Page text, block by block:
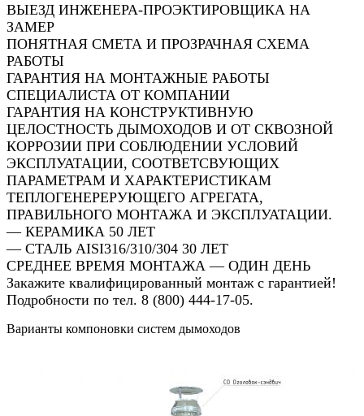
ВЫЕЗД ИНЖЕНЕРА-ПРОЭКТИРОВЩИКА НА
ЗАМЕР
ПОНЯТНАЯ СМЕТА И ПРОЗРАЧНАЯ СХЕМА
РАБОТЫ
ГАРАНТИЯ НА МОНТАЖНЫЕ РАБОТЫ
СПЕЦИАЛИСТА ОТ КОМПАНИИ
ГАРАНТИЯ НА КОНСТРУКТИВНУЮ
ЦЕЛОСТНОСТЬ ДЫМОХОДОВ И ОТ СКВОЗНОЙ
КОРРОЗИИ ПРИ СОБЛЮДЕНИИ УСЛОВИЙ
ЭКСПЛУАТАЦИИ, СООТВЕТСВУЮЩИХ
ПАРАМЕТРАМ И ХАРАКТЕРИСТИКАМ
ТЕПЛОГЕНЕРЕРУЮЩЕГО АГРЕГАТА,
ПРАВИЛЬНОГО МОНТАЖА И ЭКСПЛУАТАЦИИ.
— КЕРАМИКА 50 ЛЕТ
— СТАЛЬ AISI316/310/304 30 ЛЕТ
СРЕДНЕЕ ВРЕМЯ МОНТАЖА — ОДИН ДЕНЬ
Закажите квалифицированный монтаж с гарантией!
Подробности по тел. 8 (800) 444-17-05.
Варианты компоновки систем дымоходов